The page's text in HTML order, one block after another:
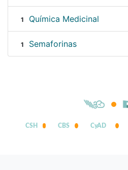
1 Química Medicinal
1 Semaforinas
CSH CBS CyAD